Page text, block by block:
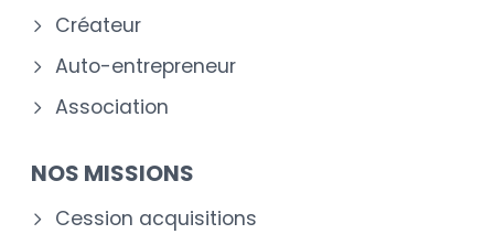
Créateur
Auto-entrepreneur
Association
NOS MISSIONS
Cession acquisitions